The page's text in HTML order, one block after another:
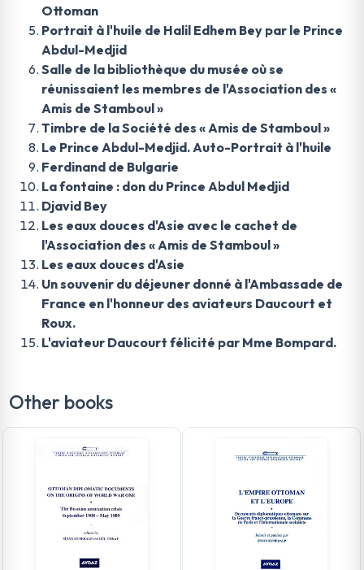
Ottoman
Portrait à l'huile de Halil Edhem Bey par le Prince
Abdul-Medjid
Salle de la bibliothèque du musée où se
réunissaient les membres de l'Association des «
Amis de Stamboul »
Timbre de la Société des « Amis de Stamboul »
Le Prince Abdul-Medjid. Auto-Portrait à l'huile
Ferdinand de Bulgarie
La fontaine : don du Prince Abdul Medjid
Djavid Bey
Les eaux douces d'Asie avec le cachet de
l'Association des « Amis de Stamboul »
Les eaux douces d'Asie
Un souvenir du déjeuner donné à l'Ambassade de
France en l'honneur des aviateurs Daucourt et
Roux.
L'aviateur Daucourt félicité par Mme Bompard.
Other books